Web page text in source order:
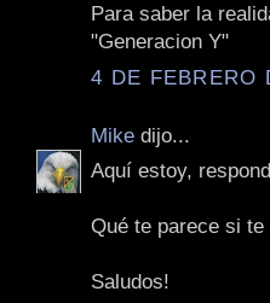
Para saber la
"Generacion Y"
4 DE FEBRERO
Mike dijo...
Aquí estoy,
Qué te parece si
Saludos!